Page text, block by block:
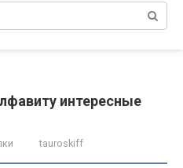
интересные
tauroskiff